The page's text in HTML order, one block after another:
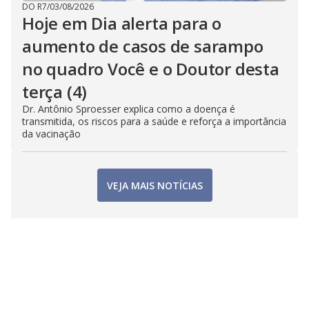
DO R7/03/08/2026
Hoje em Dia alerta para o
aumento de casos de sarampo
no quadro Você e o Doutor desta
terça (4)
Dr. Antônio Sproesser explica como a doença é
transmitida, os riscos para a saúde e reforça a importância
da vacinação
VEJA MAIS NOTÍCIAS